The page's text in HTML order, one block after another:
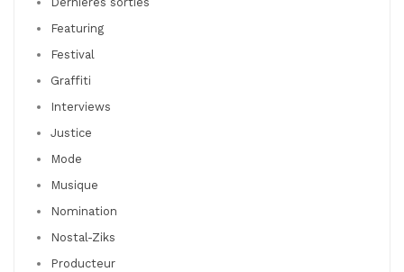
Featuring
Festival
Graffiti
Interviews
Justice
Mode
Musique
Nomination
Nostal-Ziks
Producteur